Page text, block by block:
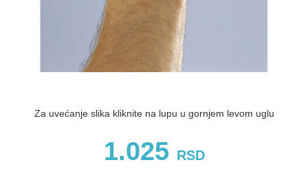
Za uvećanje slika kliknite na lupu u gornjem levom uglu
1.025 RSD